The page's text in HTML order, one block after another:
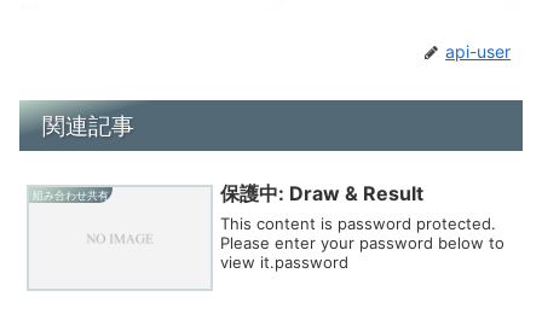
api-user
関連記事
組み合わせ共有 保護中: Draw & Result
This content is password protected.
Please enter your password below to
view it.password